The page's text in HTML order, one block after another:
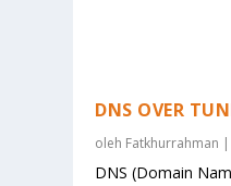
DNS OVER
oleh Fatkhurrahman |
DNS (Domain